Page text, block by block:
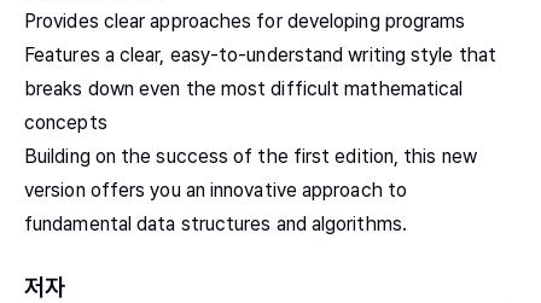
Provides clear approaches for developing programs
Features a clear, easy-to-understand writing style that
breaks down even the most difficult mathematical
concepts
Building on the success of the first edition, this new
version offers you an innovative approach to
fundamental data structures and algorithms.
저자